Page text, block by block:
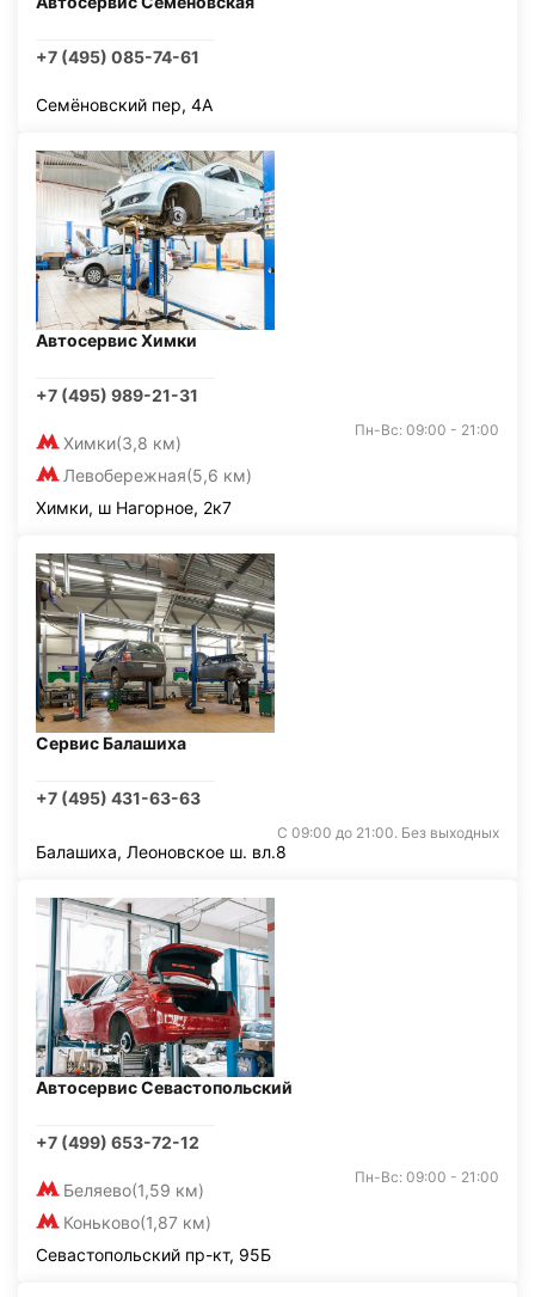
+7 (495) 085-74-61
Семёновский пер, 4А
Автосервис Химки
+7 (495) 989-21-31
Химки(3,8 км)
Левобережная(5,6 км)
Пн-Вс: 09:00 - 21:00
Химки, ш Нагорное, 2к7
Сервис Балашиха
+7 (495) 431-63-63
С 09:00 до 21:00. Без выходных
Балашиха, Леоновское ш. вл.8
Автосервис Севастопольский
+7 (499) 653-72-12
Беляево(1,59 км)
Коньково(1,87 км)
Пн-Вс: 09:00 - 21:00
Севастопольский пр-кт, 95Б